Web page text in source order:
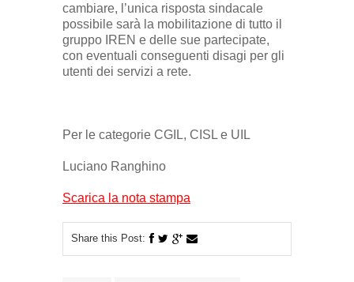
cambiare, l’unica risposta sindacale
possibile sarà la mobilitazione di tutto il
gruppo IREN e delle sue partecipate,
con eventuali conseguenti disagi per gli
utenti dei servizi a rete.
Per le categorie CGIL, CISL e UIL
Luciano Ranghino
Scarica la nota stampa
Share this Post: